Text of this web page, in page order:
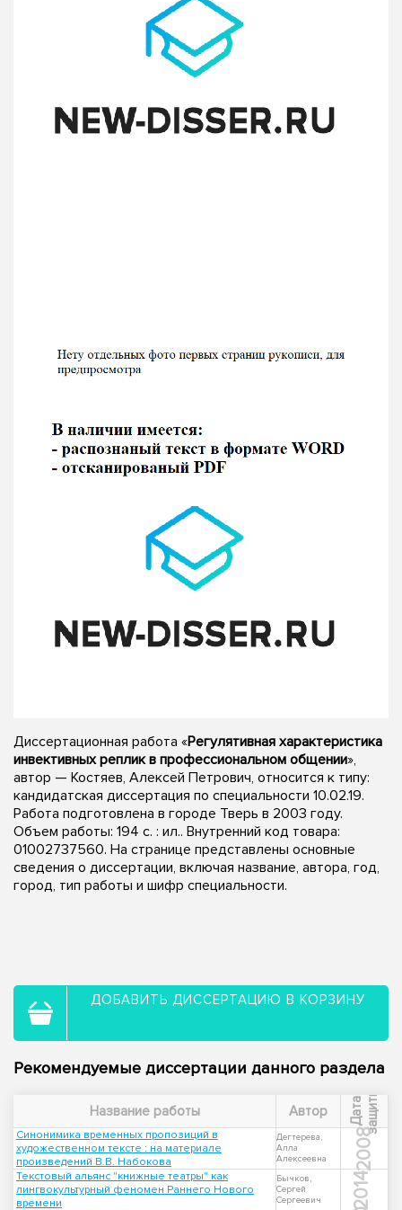
Диссертационная работа «Регулятивная характеристика
инвективных реплик в профессиональном общении»,
автор — Костяев, Алексей Петрович, относится к типу:
кандидатская диссертация по специальности 10.02.19.
Работа подготовлена в городе Тверь в 2003 году.
Объем работы: 194 с. : ил.. Внутренний код товара:
01002737560. На странице представлены основные
сведения о диссертации, включая название, автора, год,
город, тип работы и шифр специальности.
ДОБАВИТЬ ДИССЕРТАЦИЮ В КОРЗИНУ
Рекомендуемые диссертации данного раздела
Название работы Автор Д
а
т
а
з
а
щ
и
т ы
Синонимика временных пропозиций в
художественном тексте : на материале
произведений В.В. Набокова
Дегтерева,
Алла
Алексеевна
2008
Текстовый альянс "книжные театры" как
лингвокультурный феномен Раннего Нового
времени
Бычков,
Сергей
Сергеевич
2014